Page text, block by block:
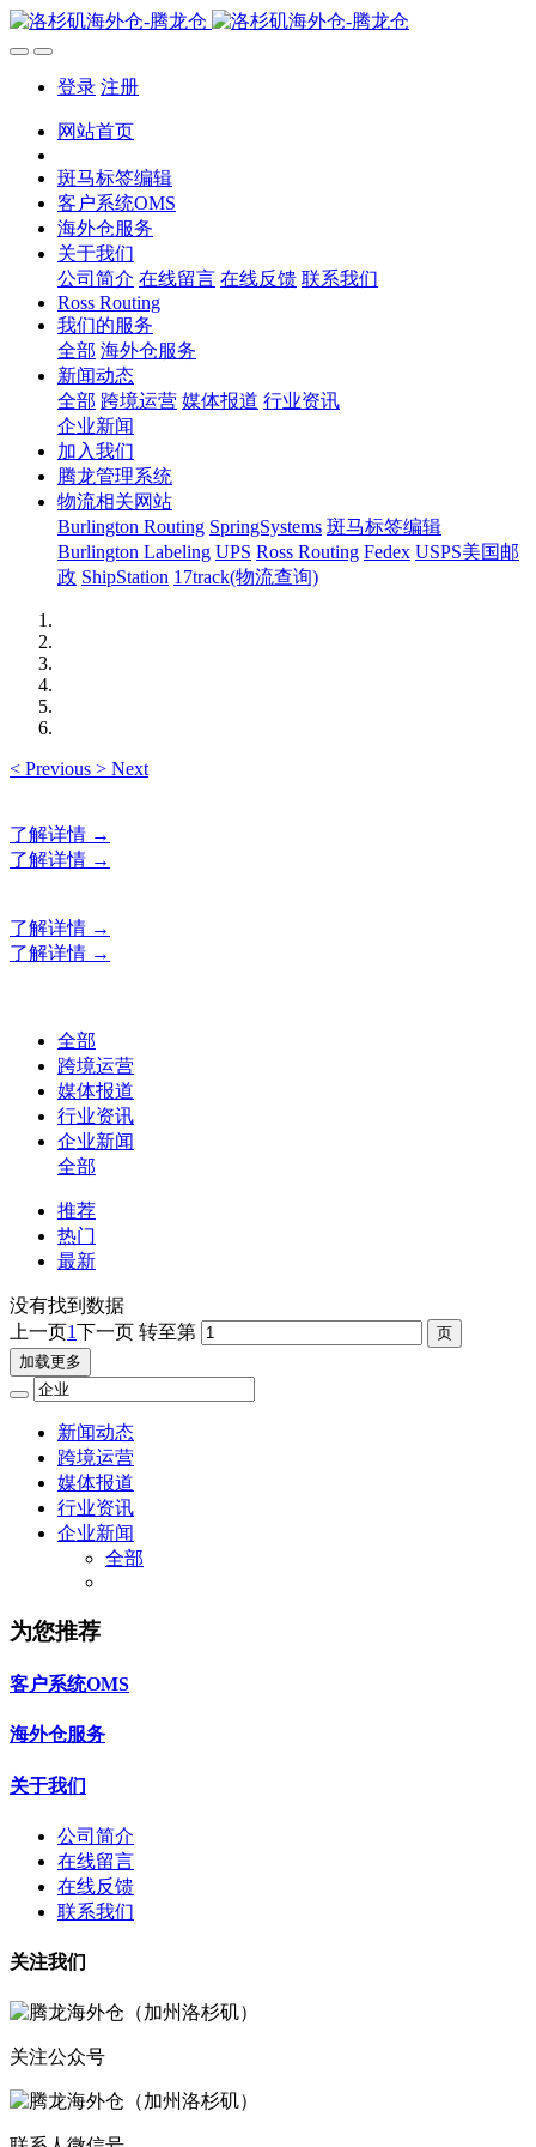
登录 注册
网站首页
斑马标签编辑
客户系统OMS
海外仓服务
关于我们
公司简介 在线留言 在线反馈 联系我们
Ross Routing
我们的服务
全部 海外仓服务
新闻动态
全部 跨境运营 媒体报道 行业资讯
企业新闻
加入我们
腾龙管理系统
物流相关网站
Burlington Routing SpringSystems 斑马标签编辑
Burlington Labeling UPS Ross Routing Fedex USPS美国邮
政 ShipStation 17track(物流查询)
< Previous > Next
了解详情 →
了解详情 →
了解详情 →
了解详情 →
全部
跨境运营
媒体报道
行业资讯
企业新闻
全部
推荐
热门
最新
没有找到数据
上一页1下一页 转至第
加载更多
新闻动态
跨境运营
媒体报道
行业资讯
企业新闻
全部
为您推荐
客户系统OMS
海外仓服务
关于我们
公司简介
在线留言
在线反馈
联系我们
关注我们
关注公众号